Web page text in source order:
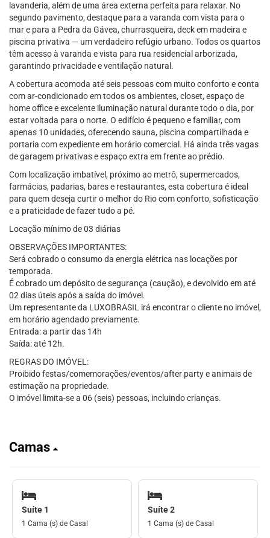
lavanderia, além de uma área externa perfeita para relaxar. No
segundo pavimento, destaque para a varanda com vista para o
mar e para a Pedra da Gávea, churrasqueira, deck em madeira e
piscina privativa — um verdadeiro refúgio urbano. Todos os quartos
têm acesso à varanda e vista para rua residencial arborizada,
garantindo privacidade e ventilação natural.
A cobertura acomoda até seis pessoas com muito conforto e conta
com ar-condicionado em todos os ambientes, closet, espaço de
home office e excelente iluminação natural durante todo o dia, por
estar voltada para o norte. O edifício é pequeno e familiar, com
apenas 10 unidades, oferecendo sauna, piscina compartilhada e
portaria com expediente em horário comercial. Há ainda três vagas
de garagem privativas e espaço extra em frente ao prédio.
Com localização imbatível, próximo ao metrô, supermercados,
farmácias, padarias, bares e restaurantes, esta cobertura é ideal
para quem deseja curtir o melhor do Rio com conforto, sofisticação
e a praticidade de fazer tudo a pé.
Locação mínimo de 03 diárias
OBSERVAÇÕES IMPORTANTES:
Será cobrado o consumo da energia elétrica nas locações por
temporada.
É cobrado um depósito de segurança (caução), e devolvido em até
02 dias úteis após a saída do imóvel.
Um representante da LUXOBRASIL irá encontrar o cliente no imóvel,
em horário agendado previamente.
Entrada: a partir das 14h
Saída: até 12h.
REGRAS DO IMÓVEL:
Proibido festas/comemorações/eventos/after party e animais de
estimação na propriedade.
O imóvel limita-se a 06 (seis) pessoas, incluindo crianças.
Camas
Suíte 1
1 Cama (s) de Casal
Suíte 2
1 Cama (s) de Casal